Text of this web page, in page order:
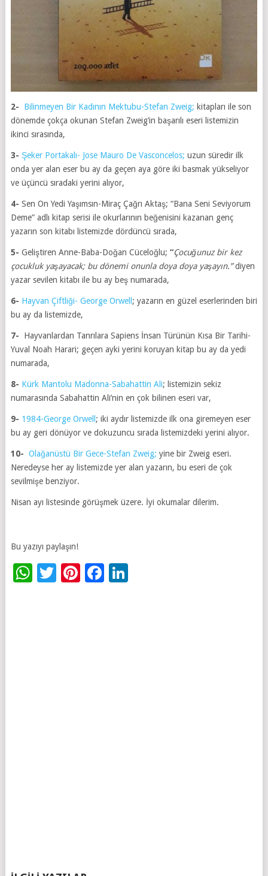
2- Bilinmeyen Bir Kadının Mektubu-Stefan Zweig; kitapları ile son
dönemde çokça okunan Stefan Zweig’in başarılı eseri listemizin
ikinci sırasında,
3- Şeker Portakalı- Jose Mauro De Vasconcelos; uzun süredir ilk
onda yer alan eser bu ay da geçen aya göre iki basmak yükseliyor
ve üçüncü sıradaki yerini alıyor,
4- Sen On Yedi Yaşımsın-Miraç Çağrı Aktaş; “Bana Seni Seviyorum
Deme” adlı kitap serisi ile okurlarının beğenisini kazanan genç
yazarın son kitabı listemizde dördüncü sırada,
5- Geliştiren Anne-Baba-Doğan Cüceloğlu; “Çocuğunuz bir kez
çocukluk yaşayacak; bu dönemi onunla doya doya yaşayın.”diyen
yazar sevilen kitabı ile bu ay beş numarada,
6- Hayvan Çiftliği- George Orwell ; yazarın en güzel eserlerinden biri
bu ay da listemizde,
7- Hayvanlardan Tanrılara Sapiens İnsan Türünün Kısa Bir Tarihi-
Yuval Noah Harari; geçen ayki yerini koruyan kitap bu ay da yedi
numarada,
8- Kürk Mantolu Madonna-Sabahattin Ali; listemizin sekiz
numarasında Sabahattin Ali’nin en çok bilinen eseri var,
9- 1984-George Orwell ; iki aydır listemizde ilk ona giremeyen eser
bu ay geri dönüyor ve dokuzuncu sırada listemizdeki yerini alıyor.
10- Olağanüstü Bir Gece-Stefan Zweig; yine bir Zweig eseri.
Neredeyse her ay listemizde yer alan yazarın, bu eseri de çok
sevilmişe benziyor.
Nisan ayı listesinde görüşmek üzere. İyi okumalar dilerim.
Bu yazıyı paylaşın!
WhatsApp
Twitter
Pinterest
Facebook
LinkedIn